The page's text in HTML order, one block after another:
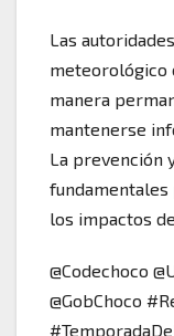
Las
meteorológico
manera
mantenerse
La prevención
los impactos
@Codechoco
@GobChoco